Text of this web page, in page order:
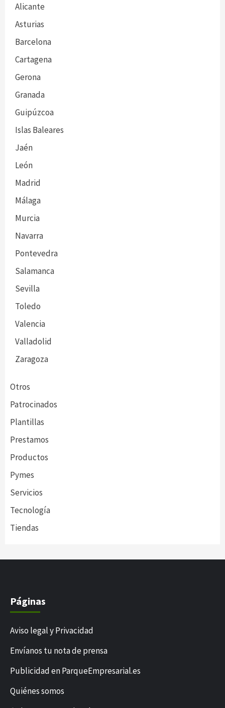
Alicante
Asturias
Barcelona
Cartagena
Gerona
Granada
Guipúzcoa
Islas Baleares
Jaén
León
Madrid
Málaga
Murcia
Navarra
Pontevedra
Salamanca
Sevilla
Toledo
Valencia
Valladolid
Zaragoza
Otros
Patrocinados
Plantillas
Prestamos
Productos
Pymes
Servicios
Tecnología
Tiendas
Páginas
Aviso legal y Privacidad
Envíanos tu nota de prensa
Publicidad en ParqueEmpresarial.es
Quiénes somos